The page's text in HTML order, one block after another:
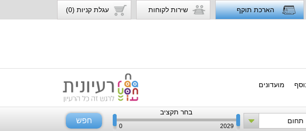
הארכת תוקף שירות לקוחות עגלת קניות (0)
מועדונים
תחום
בחר תקציב
0 2029
חפש